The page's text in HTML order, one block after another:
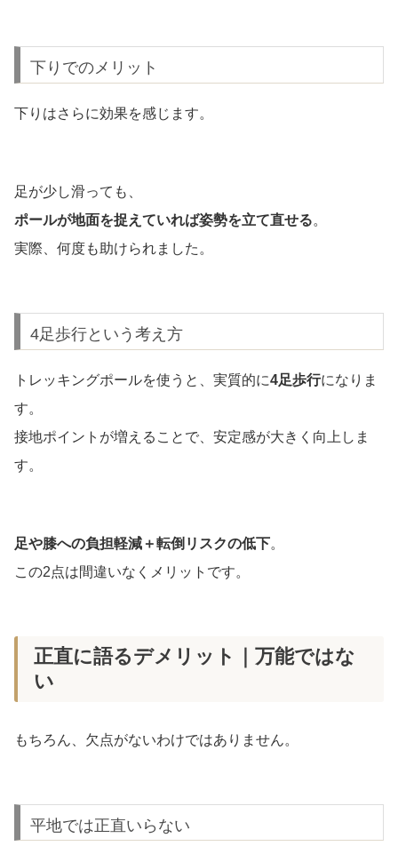
下りでのメリット
下りはさらに効果を感じます。
足が少し滑っても、
ポールが地面を捉えていれば姿勢を立て直せる。
実際、何度も助けられました。
4足歩行という考え方
トレッキングポールを使うと、実質的に4足歩行になりま
す。
接地ポイントが増えることで、安定感が大きく向上しま
す。
足や膝への負担軽減＋転倒リスクの低下。
この2点は間違いなくメリットです。
正直に語るデメリット｜万能ではな
い
もちろん、欠点がないわけではありません。
平地では正直いらない